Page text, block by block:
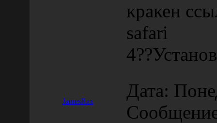
кракен
safari
JamesRax
Дата: